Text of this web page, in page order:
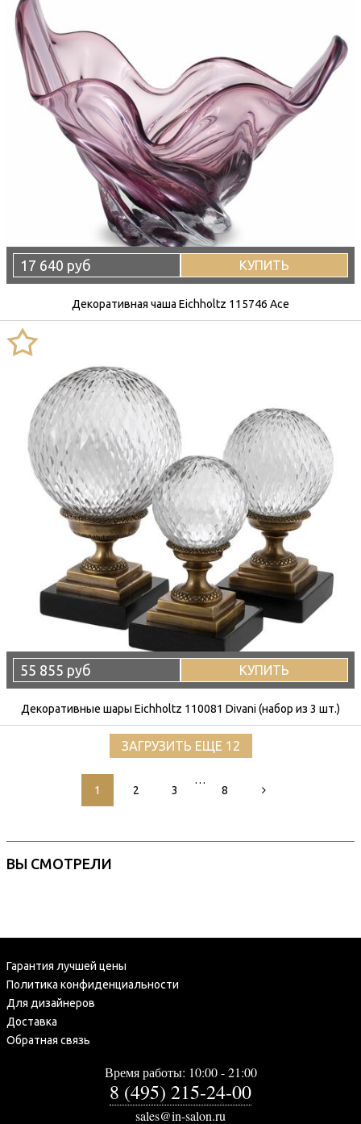
17 640 руб КУПИТЬ
Декоративная чаша Eichholtz 115746 Ace
55 855 руб КУПИТЬ
Декоративные шары Eichholtz 110081 Divani (набор из 3 шт.)
ЗАГРУЗИТЬ ЕЩЕ 12
1 2 3
…
8
ВЫ СМОТРЕЛИ
Гарантия лучшей цены
Политика конфиденциальности
Для дизайнеров
Доставка
Обратная связь
Время работы: 10:00 - 21:00
8 (495) 215-24-00
sales@in-salon.ru